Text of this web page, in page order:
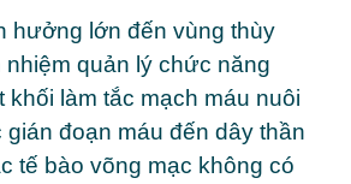
hưởng lớn đến vùng thùy
nhiệm quản lý chức năng
khối làm tắc mạch máu nuôi
đoạn máu đến dây thần
tế bào võng mạc không có